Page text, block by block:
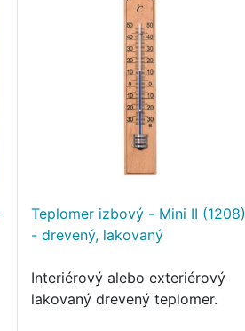
Teplomer izbový - Mini II (1208)
- drevený, lakovaný
Interiérový alebo exteriérový
lakovaný drevený teplomer.